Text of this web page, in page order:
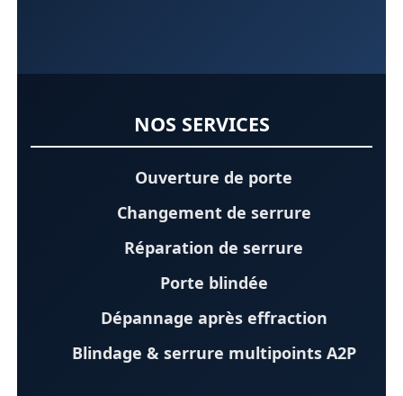
NOS SERVICES
Ouverture de porte
Changement de serrure
Réparation de serrure
Porte blindée
Dépannage après effraction
Blindage & serrure multipoints A2P